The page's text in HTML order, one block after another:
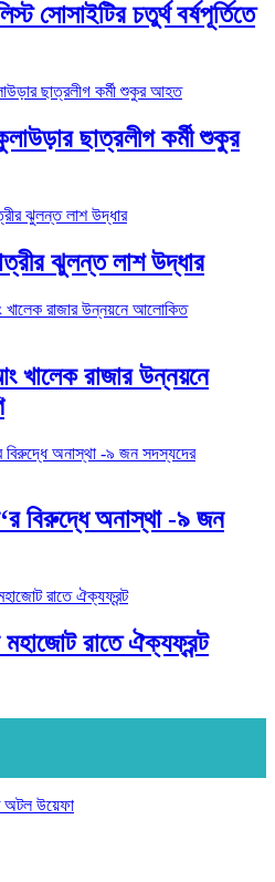
সোসাইটির চতুর্থ বর্ষপূর্তিতে
ছাত্রলীগ কর্মী শুকুর
ঝুলন্ত লাশ উদ্ধার
খালেক রাজার উন্নয়নে
বিরুদ্ধে অনাস্থা -৯ জন
রাতে ঐক্যফ্রন্ট